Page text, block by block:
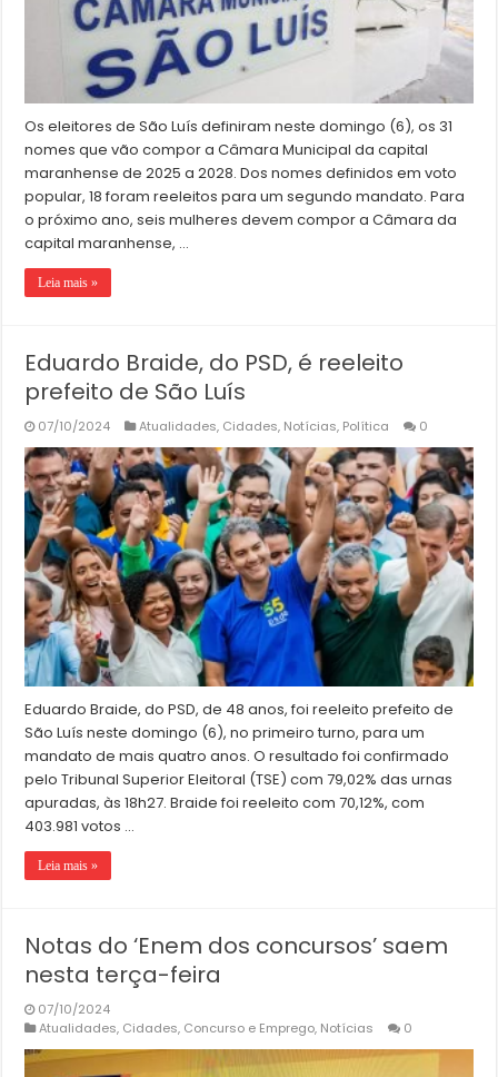
Os eleitores de São Luís definiram neste domingo (6), os 31
nomes que vão compor a Câmara Municipal da capital
maranhense de 2025 a 2028. Dos nomes definidos em voto
popular, 18 foram reeleitos para um segundo mandato. Para
o próximo ano, seis mulheres devem compor a Câmara da
capital maranhense, …
Leia mais »
Eduardo Braide, do PSD, é reeleito
prefeito de São Luís
07/10/2024 Atualidades, Cidades, Notícias, Política 0
Eduardo Braide, do PSD, de 48 anos, foi reeleito prefeito de
São Luís neste domingo (6), no primeiro turno, para um
mandato de mais quatro anos. O resultado foi confirmado
pelo Tribunal Superior Eleitoral (TSE) com 79,02% das urnas
apuradas, às 18h27. Braide foi reeleito com 70,12%, com
403.981 votos …
Leia mais »
Notas do ‘Enem dos concursos’ saem
nesta terça-feira
07/10/2024
Atualidades, Cidades, Concurso e Emprego, Notícias 0